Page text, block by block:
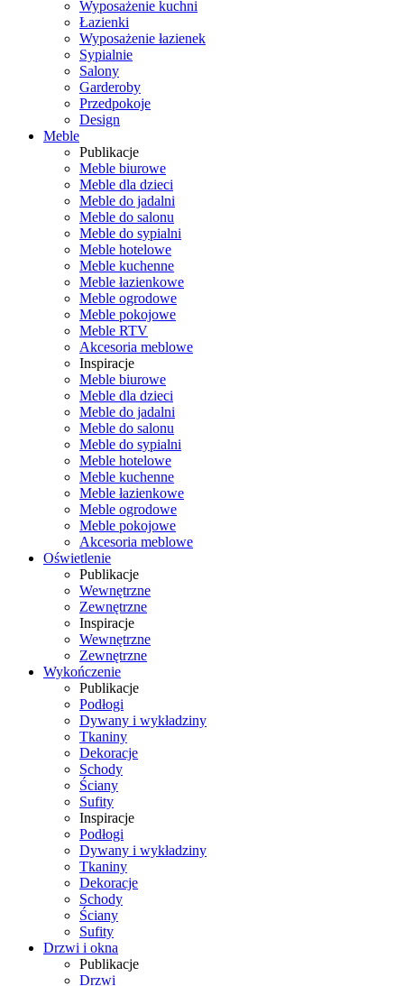
Wyposażenie kuchni
Łazienki
Wyposażenie łazienek
Sypialnie
Salony
Garderoby
Przedpokoje
Design
Meble
Publikacje
Meble biurowe
Meble dla dzieci
Meble do jadalni
Meble do salonu
Meble do sypialni
Meble hotelowe
Meble kuchenne
Meble łazienkowe
Meble ogrodowe
Meble pokojowe
Meble RTV
Akcesoria meblowe
Inspiracje
Meble biurowe
Meble dla dzieci
Meble do jadalni
Meble do salonu
Meble do sypialni
Meble hotelowe
Meble kuchenne
Meble łazienkowe
Meble ogrodowe
Meble pokojowe
Akcesoria meblowe
Oświetlenie
Publikacje
Wewnętrzne
Zewnętrzne
Inspiracje
Wewnętrzne
Zewnętrzne
Wykończenie
Publikacje
Podłogi
Dywany i wykładziny
Tkaniny
Dekoracje
Schody
Ściany
Sufity
Inspiracje
Podłogi
Dywany i wykładziny
Tkaniny
Dekoracje
Schody
Ściany
Sufity
Drzwi i okna
Publikacje
Drzwi